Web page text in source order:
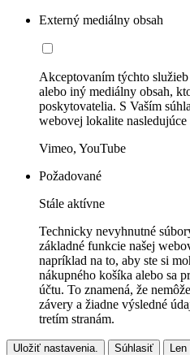
Externý mediálny obsah
Akceptovaním týchto
alebo iný mediálny obsah,
poskytovatelia. S Vaším
webovej lokalite nasledujúce
Vimeo, YouTube
Požadované
Stále aktívne
Technicky nevyhnutné
základné funkcie našej
napríklad na to, aby ste si
nákupného košíka alebo sa
účtu. To znamená, že
závery a žiadne výsledné
tretím stranám.
Uložiť nastavenia. Súhlasiť